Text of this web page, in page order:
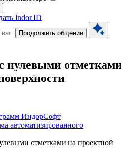
Indor ID
Продолжить общение
нулевыми отметками
ИндорСофт
автоматизированного
отметками на проектной